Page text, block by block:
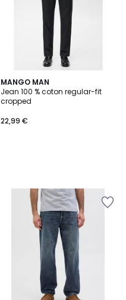
MANGO MAN
Jean 100 % coton regular-fit
cropped
22,99 €